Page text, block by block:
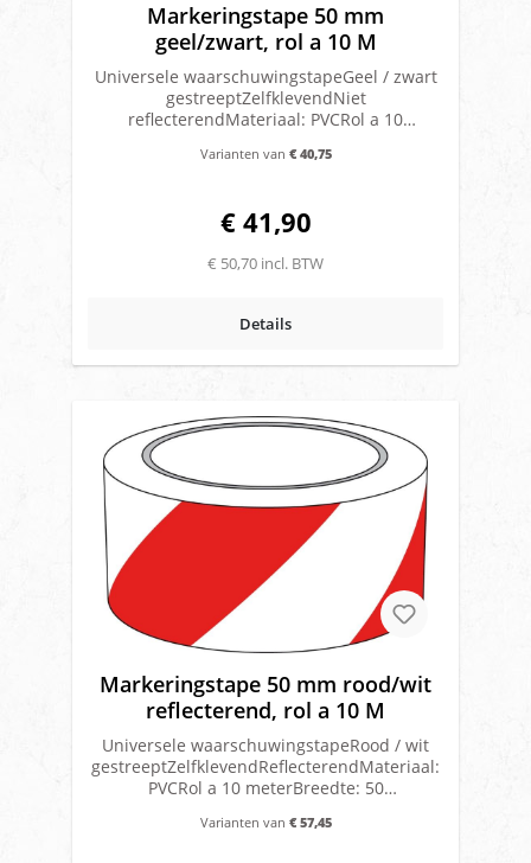
Markeringstape 50 mm
geel/zwart, rol a 10 M
Universele waarschuwingstapeGeel / zwart
gestreeptZelfklevendNiet
reflecterendMateriaal: PVCRol a 10
en rechts gestreeptLet op! Deze tape is niet
Varianten van € 40,75
€ 41,90
€ 50,70 incl. BTW
Details
Markeringstape 50 mm rood/wit
reflecterend, rol a 10 M
Universele waarschuwingstapeRood / wit
gestreeptZelfklevendReflecterendMateriaal:
PVCRol a 10 meterBreedte: 50
gestreeptLet op! Deze tape is niet geschikt
Varianten van € 57,45